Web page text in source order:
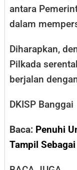
antara
dalam
Diharapkan,
Pilkada
berjalan
DKISP Banggai
Baca: Penuhi
Tampil